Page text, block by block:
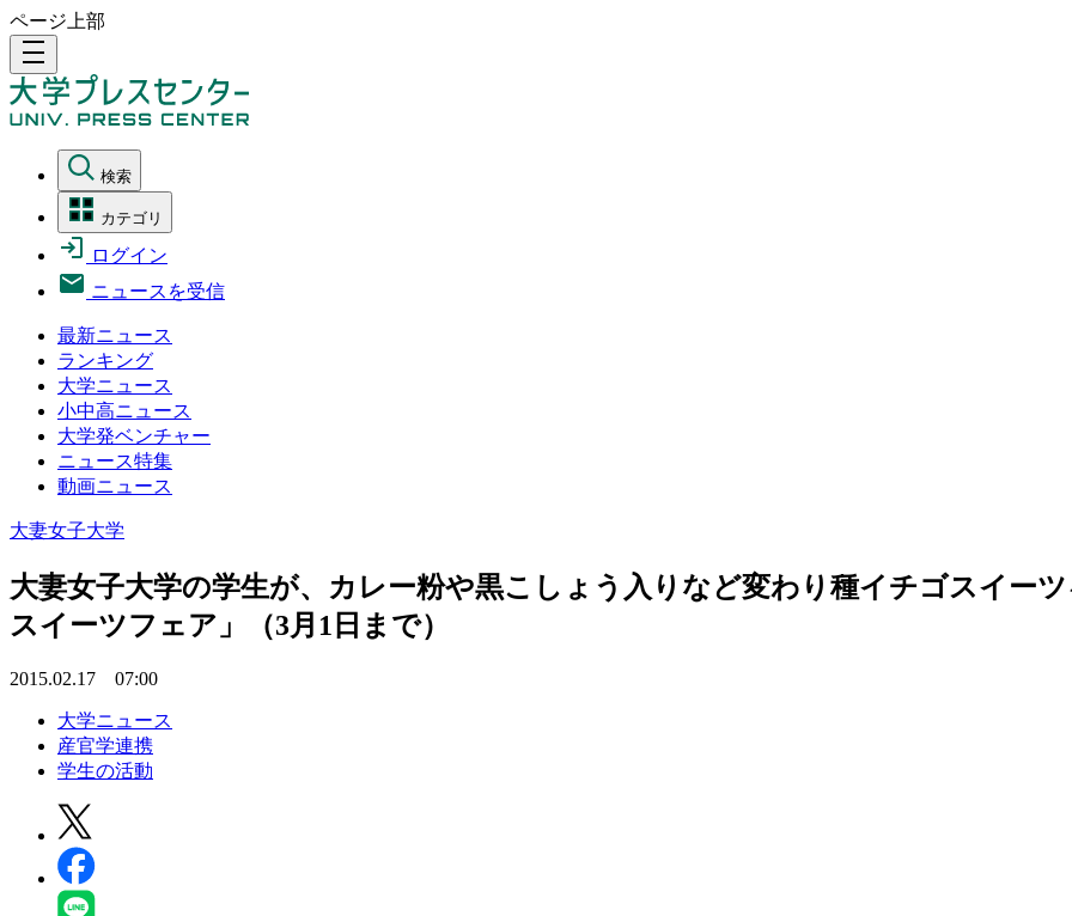
ページ上部
density_medium
検索
カテゴリ
ログイン
ニュースを受信
最新ニュース
ランキング
大学ニュース
小中高ニュース
大学発ベンチャー
ニュース特集
動画ニュース
大妻女子大学
大妻女子大学の学生が、カレー粉や黒こしょう入りなど変わり種イチゴスイー
スイーツフェア」（3月1日まで）
2015.02.17 07:00
大学ニュース
産官学連携
学生の活動